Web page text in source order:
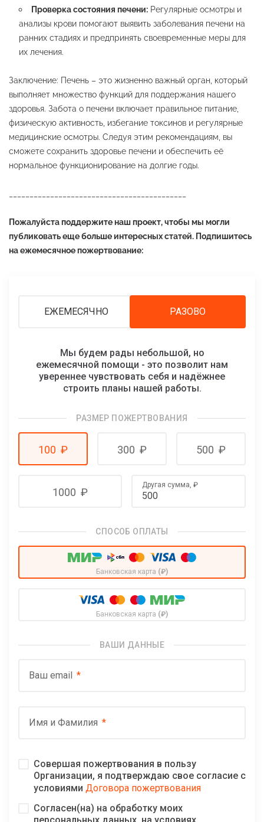
Проверка состояния печени:Регулярные осмотры и
анализы крови помогают выявить заболевания печени на
ранних стадиях и предпринять своевременные меры для
их лечения.
Заключение: Печень – это жизненно важный орган, который
выполняет множество функций для поддержания нашего
здоровья. Забота о печени включает правильное питание,
физическую активность, избегание токсинов и регулярные
медицинские осмотры. Следуя этим рекомендациям, вы
сможете сохранить здоровье печени и обеспечить её
нормальное функционирование на долгие годы.
Пожалуйста поддержите наш проект, чтобы мы могли
публиковать еще больше интересных статей. Подпишитесь
на ежемесячное пожертвование:
ЕЖЕМЕСЯЧНО РАЗОВО
Мы будем рады небольшой, но
ежемесячной помощи - это позволит нам
увереннее чувствовать себя и надёжнее
строить планы нашей работы.
РАЗМЕР ПОЖЕРТВОВАНИЯ
100 ₽ 300 ₽ 500 ₽
1000 ₽
Другая сумма, ₽
СПОСОБ ОПЛАТЫ
Банковская карта (₽)
Банковская карта (₽)
ВАШИ ДАННЫЕ
Ваш email
Имя и Фамилия
Совершая пожертвования в пользу
Организации, я подтверждаю свое согласие с
условиями Договора пожертвования
Согласен(на) на обработку моих